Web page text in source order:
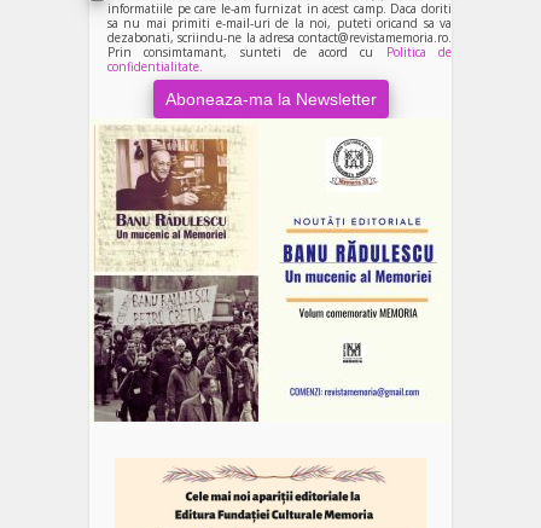
informatiile pe care le-am furnizat in acest camp. Daca doriti
sa nu mai primiti e-mail-uri de la noi, puteti oricand sa va
dezabonati, scriindu-ne la adresa contact@revistamemoria.ro.
Prin consimtamant, sunteti de acord cu Politica de
confidentialitate.